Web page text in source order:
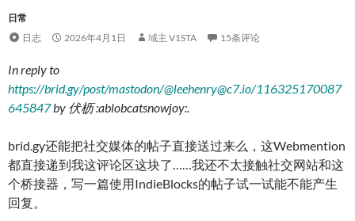
文
日常
日志
2026年4月1日 域主 V1STA 15条评论
In reply to
https://brid.gy/post/mastodon/@leehenry@c7.io/116325170087
645847by 伏枥 :ablobcatsnowjoy:.
brid.gy还能把社交媒体的帖子直接送过来么，这Webmention
都直接递到我这评论区这块了……我还不太接触社交网站和这
个桥接器，写一篇使用IndieBlocks的帖子试一试能不能产生
回复。